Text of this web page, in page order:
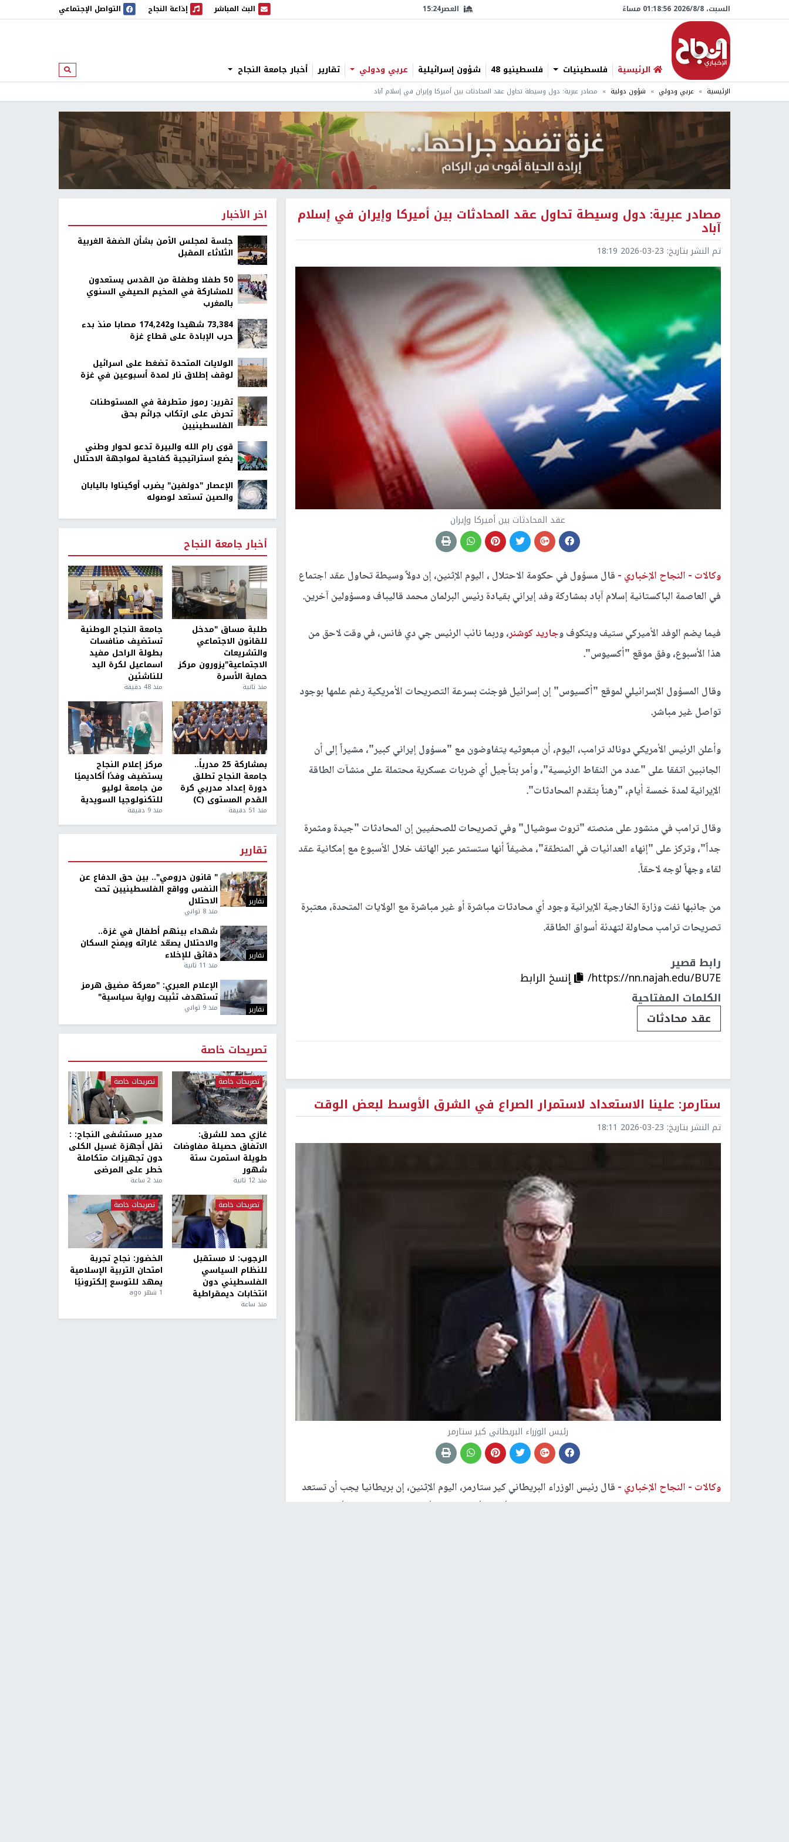
السبت، 8/‏8/‏2026 01:18:57 مساءً العصر15:24 البث المباشر
البث المباشر إذاعة النجاح
إذاعة النجاح التواصل الإجتماعي
الرئيسية فلسطينيات فلسطينيو 48 شؤون إسرائيلية عربي ودولي تقارير أخبار جامعة النجاح ابحث
الرئيسية عربي ودولي شؤون دولية مصادر عبرية: دول وسيطة تحاول عقد المحادثات بين أميركا وإيران في إسلام آباد
مصادر عبرية: دول وسيطة تحاول عقد المحادثات بين أميركا وإيران في إسلام
آباد
تم النشر بتاريخ: 2026-03-23 18:19
عقد المحادثات بين أميركا وإيران
وكالات - النجاح الإخباري - قال مسؤول في حكومة الاحتلال ، اليوم الإثنين، إن دولاً وسيطة تحاول عقد اجتماع
في العاصمة الباكستانية إسلام آباد بمشاركة وفد إيراني بقيادة رئيس البرلمان محمد قاليباف ومسؤولين آخرين.
فيما يضم الوفد الأميركي ستيف ويتكوف وجاريد كوشنر، وربما نائب الرئيس جي دي فانس، في وقت لاحق من
هذا الأسبوع، وفق موقع "أكسيوس".
وقال المسؤول الإسرائيلي لموقع "أكسيوس" إن إسرائيل فوجئت بسرعة التصريحات الأمريكية رغم علمها بوجود
تواصل غير مباشر.
وأعلن الرئيس الأمريكي دونالد ترامب، اليوم، أن مبعوثيه يتفاوضون مع "مسؤول إيراني كبير"، مشيراً إلى أن
الجانبين اتفقا على "عدد من النقاط الرئيسية"، وأمر بتأجيل أي ضربات عسكرية محتملة على منشآت الطاقة
الإيرانية لمدة خمسة أيام، "رهناً بتقدم المحادثات".
وقال ترامب في منشور على منصته "تروث سوشيال" وفي تصريحات للصحفيين إن المحادثات "جيدة ومثمرة
جداً"، وتركز على "إنهاء العدائيات في المنطقة"، مضيفاً أنها ستستمر عبر الهاتف خلال الأسبوع مع إمكانية عقد
لقاء وجهاً لوجه لاحقاً.
من جانبها نفت وزارة الخارجية الإيرانية وجود أي محادثات مباشرة أو غير مباشرة مع الولايات المتحدة، معتبرة
تصريحات ترامب محاولة لتهدئة أسواق الطاقة.
رابط قصير
https://nn.najah.edu/BU7E/
إنسخ الرابط
الكلمات المفتاحية
عقد محادثات
ستارمر: علينا الاستعداد لاستمرار الصراع في الشرق الأوسط لبعض الوقت
تم النشر بتاريخ: 2026-03-23 18:11
رئيس الوزراء البريطاني كير ستارمر
وكالات - النجاح الإخباري - قال رئيس الوزراء البريطاني كير ستارمر، اليوم الإثنين، ⁠إن بريطانيا ‌يجب أن تستعد
اخر الأخبار
جلسة لمجلس الأمن بشأن الضفة الغربية
الثلاثاء المقبل
50 طفلا وطفلة من القدس يستعدون
للمشاركة في المخيم الصيفي السنوي
بالمغرب
73,384 شهيدا و174,242 مصابا منذ بدء
حرب الإبادة على قطاع غزة
الولايات المتحدة تضغط على اسرائيل
لوقف إطلاق نار لمدة أسبوعين في غزة
تقرير: رموز متطرفة في المستوطنات
تحرض على ارتكاب جرائم بحق
الفلسطينيين
قوى رام الله والبيرة تدعو لحوار وطني
يضع استراتيجية كفاحية لمواجهة الاحتلال
الإعصار "دولفين" يضرب أوكيناوا باليابان
والصين تستعد لوصوله
أخبار جامعة النجاح
طلبة مساق "مدخل
للقانون الاجتماعي
والتشريعات
الاجتماعية"يزورون مركز
حماية الأسرة
منذ ثانية
جامعة النجاح الوطنية
تستضيف منافسات
بطولة الراحل مفيد
اسماعيل لكرة اليد
للناشئين
منذ 48 دقيقة
بمشاركة 25 مدرباً..
جامعة النجاح تطلق
دورة إعداد مدربي كرة
القدم المستوى (C)
منذ 51 دقيقة
مركز إعلام النجاح
يستضيف وفدًا أكاديميًا
من جامعة لوليو
للتكنولوجيا السويدية
منذ 9 دقيقة
تقارير
تقارير
" قانون درومي".. بين حق الدفاع عن
النفس وواقع الفلسطينيين تحت
الاحتلال
منذ 8 ثواني
تقارير
شهداء بينهم أطفال في غزة..
والاحتلال يصعّد غاراته ويمنح السكان
دقائق للإخلاء
منذ 11 ثانية
تقارير
الإعلام العبري: "معركة مضيق هرمز
تستهدف تثبيت رواية سياسية"
منذ 9 ثواني
تصريحات خاصة
تصريحات خاصة
غازي حمد للشرق:
الاتفاق حصيلة مفاوضات
طويلة استمرت ستة
شهور
منذ 12 ثانية
تصريحات خاصة
مدير مستشفى النجاح: :
نقل أجهزة غسيل الكلى
دون تجهيزات متكاملة
خطر على المرضى
منذ 2 ساعة
تصريحات خاصة
الرجوب: لا مستقبل
للنظام السياسي
الفلسطيني دون
انتخابات ديمقراطية
منذ ساعة
تصريحات خاصة
الخضور: نجاح تجربة
امتحان التربية الإسلامية
يمهد للتوسع إلكترونيًا
1 شهر ago